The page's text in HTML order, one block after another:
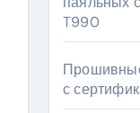
T990
с